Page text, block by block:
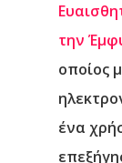
την
οποίος
ένα